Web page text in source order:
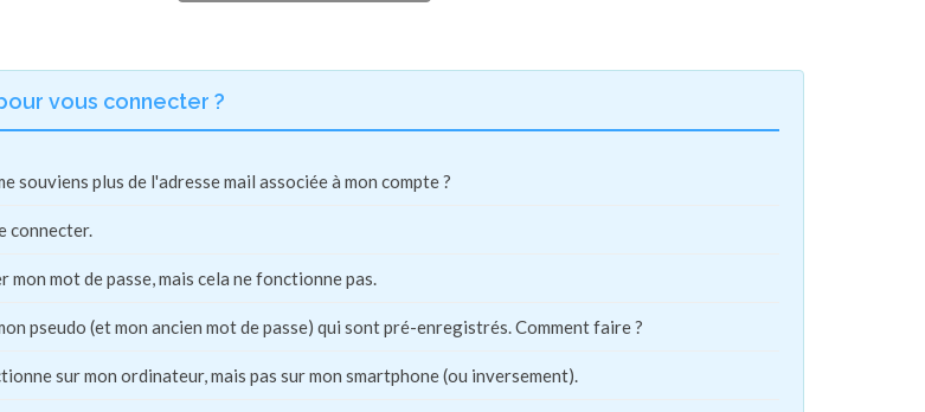
vous connecter ?
souviens plus de l'adresse mail associée à mon compte ?
connecter.
mon mot de passe, mais cela ne fonctionne pas.
pseudo (et mon ancien mot de passe) qui sont pré-enregistrés. Comment faire ?
sur mon ordinateur, mais pas sur mon smartphone (ou inversement).